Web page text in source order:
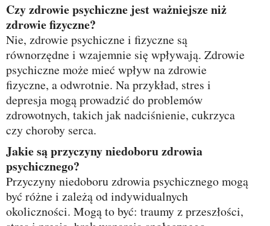
Czy zdrowie psychiczne jest ważniejsze niż
zdrowie fizyczne?
Nie, zdrowie psychiczne i fizyczne są
równorzędne i wzajemnie się wpływają. Zdrowie
psychiczne może mieć wpływ na zdrowie
fizyczne, a odwrotnie. Na przykład, stres i
depresja mogą prowadzić do problemów
zdrowotnych, takich jak nadciśnienie, cukrzyca
czy choroby serca.
Jakie są przyczyny niedoboru zdrowia
psychicznego?
Przyczyny niedoboru zdrowia psychicznego mogą
być różne i zależą od indywidualnych
okoliczności. Mogą to być: traumy z przeszłości,